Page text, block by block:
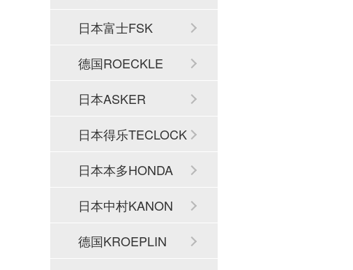
日本富士FSK
德国ROECKLE
日本ASKER
日本得乐TECLOCK
日本本多HONDA
日本中村KANON
德国KROEPLIN